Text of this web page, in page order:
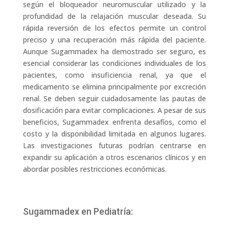
según el bloqueador neuromuscular utilizado y la
profundidad de la relajación muscular deseada. Su
rápida reversión de los efectos permite un control
preciso y una recuperación más rápida del paciente.
Aunque Sugammadex ha demostrado ser seguro, es
esencial considerar las condiciones individuales de los
pacientes, como insuficiencia renal, ya que el
medicamento se elimina principalmente por excreción
renal. Se deben seguir cuidadosamente las pautas de
dosificación para evitar complicaciones. A pesar de sus
beneficios, Sugammadex enfrenta desafíos, como el
costo y la disponibilidad limitada en algunos lugares.
Las investigaciones futuras podrían centrarse en
expandir su aplicación a otros escenarios clínicos y en
abordar posibles restricciones económicas.
Sugammadex en Pediatría: